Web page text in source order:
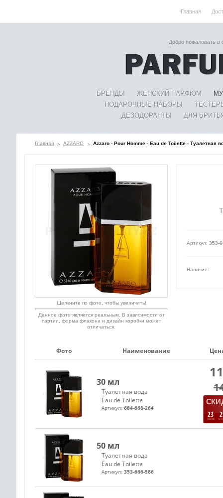
Главная
Добро пожаловать
БРЕНДЫ ЖЕНСКИЙ ПАРФЮМ
ПОДАРОЧНЫЕ НАБОРЫ
ДЕЗОДОРАНТЫ
ДЛЯ
Главная AZZARO Azzaro - Pour Homme - Eau de Toilette - Туалетная
Артикул: 353-
Наличие:
Щелкните по фото, чтобы увеличить!
Данное фото является реальным. В зависимости от
партии, форма флакона и дизайн коробки может
отличаться.
Фото Наименование
30 мл
Туалетная вода
Eau de Toilette
Артикул: 684-668-264
23
ЧАСОВ
50 мл
Туалетная вода
Eau de Toilette
Артикул: 353-666-586